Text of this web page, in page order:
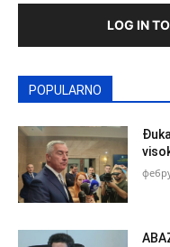
LOG IN
POPULARNO